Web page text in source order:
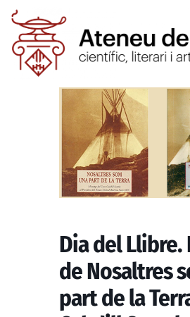
Dia del Llibre.
de Nosaltres
part de la